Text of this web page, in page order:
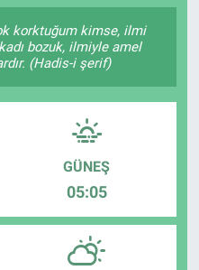
korktuğum kimse, ilmi
bozuk, ilmiyle amel
(Hadis-i şerif)
GÜNEŞ
05:05